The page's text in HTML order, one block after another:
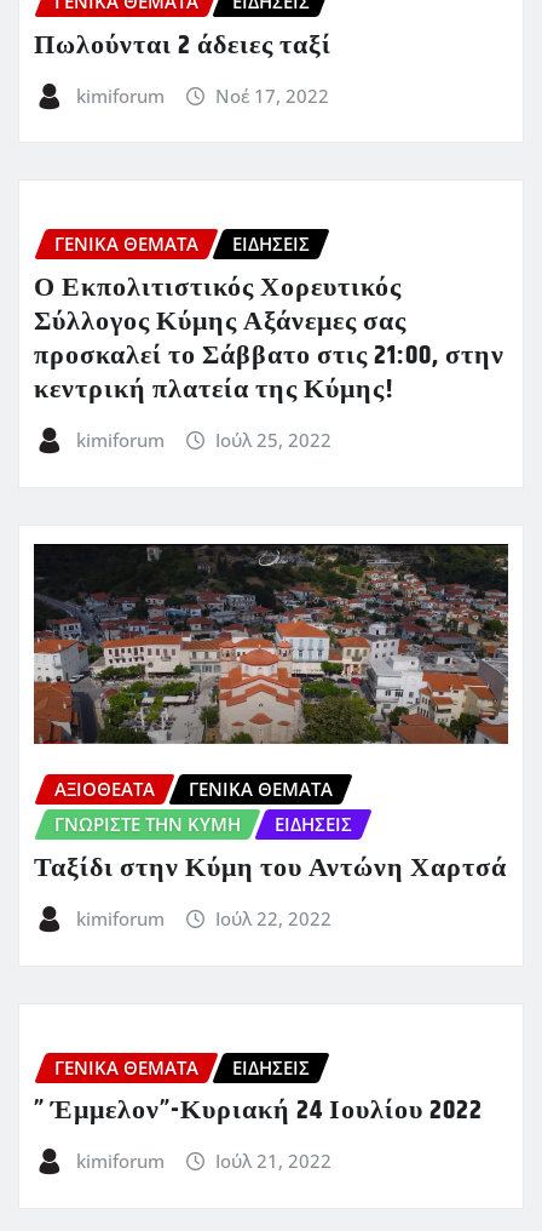
Πωλούνται 2 άδειες ταξί
kimiforum Νοέ 17, 2022
ΓΕΝΙΚΑ ΘΕΜΑΤΑ ΕΙΔΗΣΕΙΣ
Ο Εκπολιτιστικός Χορευτικός
Σύλλογος Κύμης Αξάνεμες σας
προσκαλεί το Σάββατο στις 21:00, στην
κεντρική πλατεία της Κύμης!
kimiforum Ιούλ 25, 2022
ΑΞΙΟΘΕΑΤΑ
ΓΕΝΙΚΑ ΘΕΜΑΤΑ
ΓΝΩΡΙΣΤΕ ΤΗΝ ΚΥΜΗ
ΕΙΔΗΣΕΙΣ
Ταξίδι στην Κύμη του Αντώνη Χαρτσά
kimiforum Ιούλ 22, 2022
ΓΕΝΙΚΑ ΘΕΜΑΤΑ ΕΙΔΗΣΕΙΣ
” Έμμελον”-Κυριακή 24 Ιουλίου 2022
kimiforum Ιούλ 21, 2022